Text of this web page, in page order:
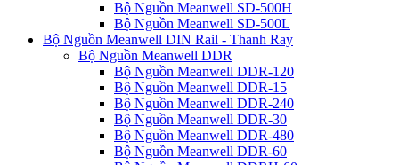
Bộ Nguồn Meanwell SD-500H
Bộ Nguồn Meanwell SD-500L
Bộ Nguồn Meanwell DIN Rail - Thanh Ray
Bộ Nguồn Meanwell DDR
Bộ Nguồn Meanwell DDR-120
Bộ Nguồn Meanwell DDR-15
Bộ Nguồn Meanwell DDR-240
Bộ Nguồn Meanwell DDR-30
Bộ Nguồn Meanwell DDR-480
Bộ Nguồn Meanwell DDR-60